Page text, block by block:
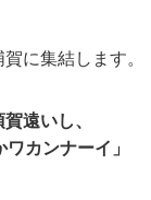
に集結します。
遠いし、
カンナーイ」